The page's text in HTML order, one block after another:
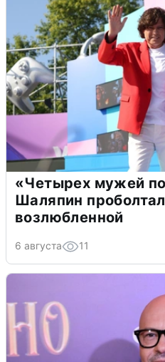
«Четырех мужей
Шаляпин
возлюбленной
6 августа 11